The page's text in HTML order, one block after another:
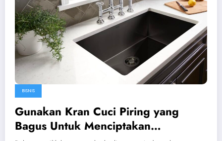
BISNIS
Gunakan Kran Cuci Piring yang
Bagus Untuk Menciptakan